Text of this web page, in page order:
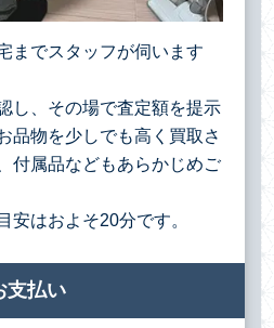
までスタッフが伺います
し、その場で査定額を提示
品物を少しでも高く買取さ
付属品などもあらかじめご
安はおよそ20分です。
支払い